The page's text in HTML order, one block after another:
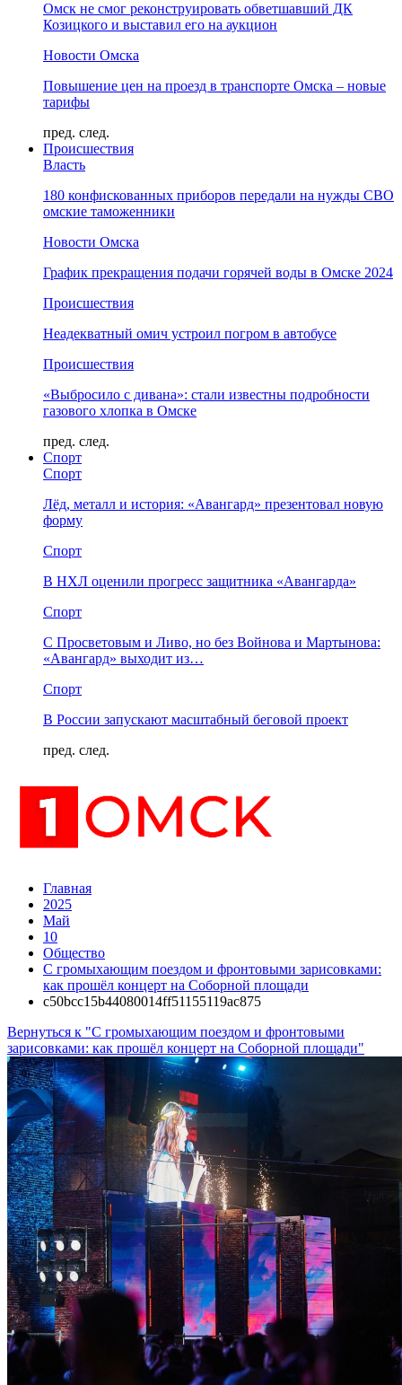
Омск не смог реконструировать обветшавший ДК
Козицкого и выставил его на аукцион
Новости Омска
Повышение цен на проезд в транспорте Омска – новые
тарифы
пред. след.
Происшествия
Власть
180 конфискованных приборов передали на нужды СВО
омские таможенники
Новости Омска
График прекращения подачи горячей воды в Омске 2024
Происшествия
Неадекватный омич устроил погром в автобусе
Происшествия
«Выбросило с дивана»: стали известны подробности
газового хлопка в Омске
пред. след.
Спорт
Спорт
Лёд, металл и история: «Авангард» презентовал новую
форму
Спорт
В НХЛ оценили прогресс защитника «Авангарда»
Спорт
С Просветовым и Ливо, но без Войнова и Мартынова:
«Авангард» выходит из…
Спорт
В России запускают масштабный беговой проект
пред. след.
Главная
2025
Май
10
Общество
С громыхающим поездом и фронтовыми зарисовками:
как прошёл концерт на Соборной площади
c50bcc15b44080014ff51155119ac875
Вернуться к "С громыхающим поездом и фронтовыми
зарисовками: как прошёл концерт на Соборной площади"